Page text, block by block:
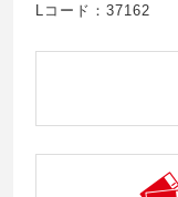
Lコード：37162